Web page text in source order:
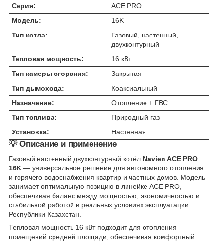
Серия:
ACE PRO
Модель:
16K
Тип котла:
Газовый, настенный,
двухконтурный
Тепловая мощность:
16 кВт
Тип камеры сгорания:
Закрытая
Тип дымохода:
Коаксиальный
Назначение:
Отопление + ГВС
Тип топлива:
Природный газ
Установка:
Настенная
💡 Описание и применение
Газовый настенный двухконтурный котёл Navien ACE PRO
16K — универсальное решение для автономного отопления
и горячего водоснабжения квартир и частных домов. Модель
занимает оптимальную позицию в линейке ACE PRO,
обеспечивая баланс между мощностью, экономичностью и
стабильной работой в реальных условиях эксплуатации
Республики Казахстан.
Тепловая мощность 16 кВт подходит для отопления
помещений средней площади, обеспечивая комфортный